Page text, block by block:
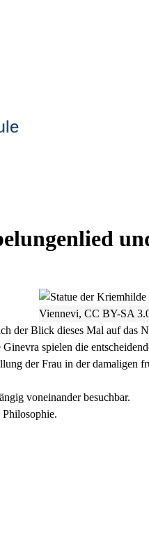
Viennevi, CC BY-SA
der Blick dieses Mal auf das
spielen die
der Frau in der damaligen
voneinander besuchbar.